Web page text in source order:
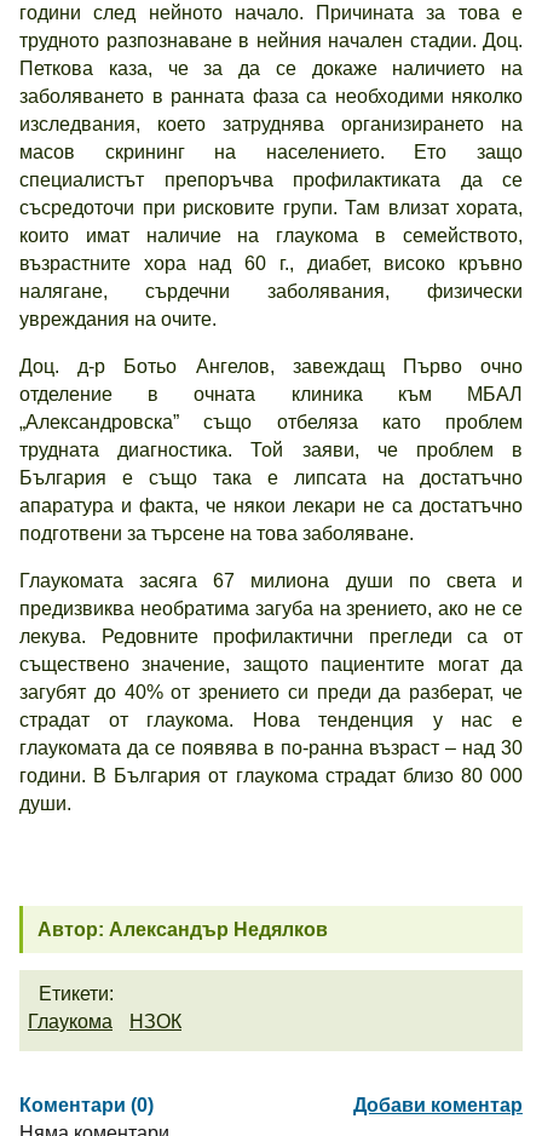
години след нейното начало. Причината за това е
трудното разпознаване в нейния начален стадии. Доц.
Петкова каза, че за да се докаже наличието на
заболяването в ранната фаза са необходими няколко
изследвания, което затруднява организирането на
масов скрининг на населението. Ето защо
специалистът препоръчва профилактиката да се
съсредоточи при рисковите групи. Там влизат хората,
които имат наличие на глаукома в семейството,
възрастните хора над 60 г., диабет, високо кръвно
налягане, сърдечни заболявания, физически
увреждания на очите.
Доц. д-р Ботьо Ангелов, завеждащ Първо очно
отделение в очната клиника към МБАЛ
„Александровска” също отбеляза като проблем
трудната диагностика. Той заяви, че проблем в
България е също така е липсата на достатъчно
апаратура и факта, че някои лекари не са достатъчно
подготвени за търсене на това заболяване.
Глаукомата засяга 67 милиона души по света и
предизвиква необратима загуба на зрението, ако не се
лекува. Редовните профилактични прегледи са от
съществено значение, защото пациентите могат да
загубят до 40% от зрението си преди да разберат, че
страдат от глаукома. Нова тенденция у нас е
глаукомата да се появява в по-ранна възраст – над 30
години. В България от глаукома страдат близо 80 000
души.
Автор: Александър Недялков
Етикети:
Глаукома
НЗОК
Коментари (0)
Добави коментар